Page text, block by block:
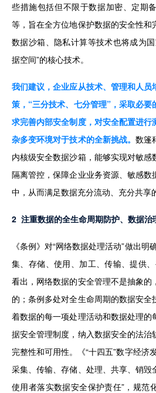
些措施包括但不限于数据加密、定期
等，旨在全方位地保护数据的安全性和
数据沙箱、隐私计算等技术也将成为
据空间”的核心技术。
我们建议，企业应从技术、管理和人
策，“三分技术、七分管理”，采取必
求完善内部安全制度，对安全配置进行
杂多变环境对于技术的全新挑战。数篷
内核级安全数据沙箱，能够实现对敏
隔离管控，保障企业业务资源、敏感
中，从而满足数据充分流动、充分共享
2  注重数据的全生命周期防护、数据治
《条例》对“网络数据处理活动”做出明
集、存储、使用、加工、传输、提供
看出，网络数据的安全管理不是抽象的
的；条例多处对全生命周期的数据安
着数据的每一项处理活动和数据处理的
据安全管理制度，纳入数据安全的法治
完整性和可用性。《“十四五”数字经济
采集、传输、存储、处理、共享、销
使用者落实数据安全保护责任”，规范